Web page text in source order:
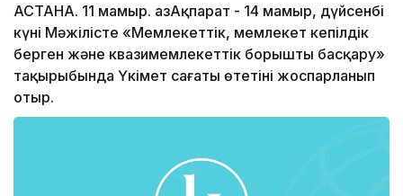
АСТАНА. 11 мамыр. ҚазАқпарат - 14 мамыр, дүйсенбі
күні Мәжілісте «Мемлекеттік, мемлекет кепілдік
берген және квазимемлекеттік борышты басқару»
тақырыбында Үкімет сағаты өтетіні жоспарланып
отыр.